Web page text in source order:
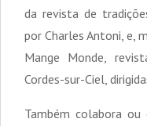
da revista de
por Charles Antoni, e,
Mange Monde,
Cordes-sur-Ciel,
Também colabora